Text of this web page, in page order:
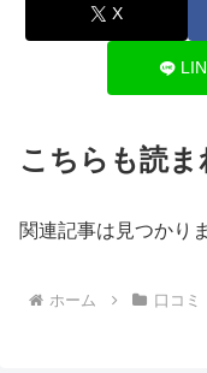
X
こちらも読
関連記事は見つかり
ホーム 口コ